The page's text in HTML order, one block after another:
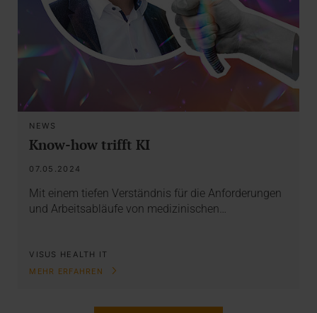
NEWS
Know-how trifft KI
07.05.2024
Mit einem tiefen Verständnis für die Anforderungen
und Arbeitsabläufe von medizinischen…
VISUS HEALTH IT
MEHR ERFAHREN